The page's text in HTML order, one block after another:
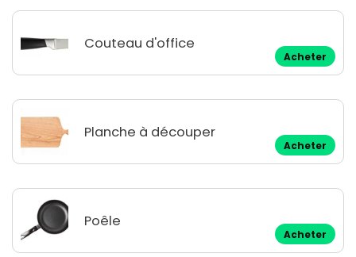
Couteau d'office
Acheter
Planche à découper
Acheter
Poêle
Acheter